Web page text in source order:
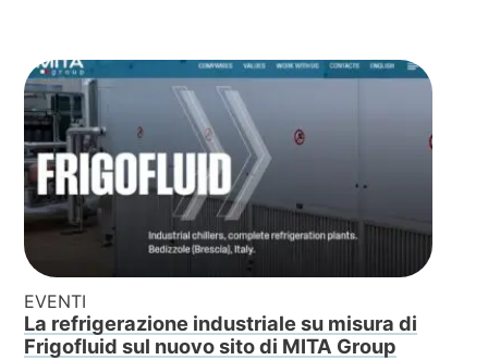
EVENTI
La refrigerazione industriale su misura di
Frigofluid sul nuovo sito di MITA Group